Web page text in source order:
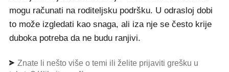
mogu računati na roditeljsku podršku. U odrasloj dobi
to može izgledati kao snaga, ali iza nje se često krije
duboka potreba da ne budu ranjivi.
Znate li nešto više o temi ili želite prijaviti grešku u